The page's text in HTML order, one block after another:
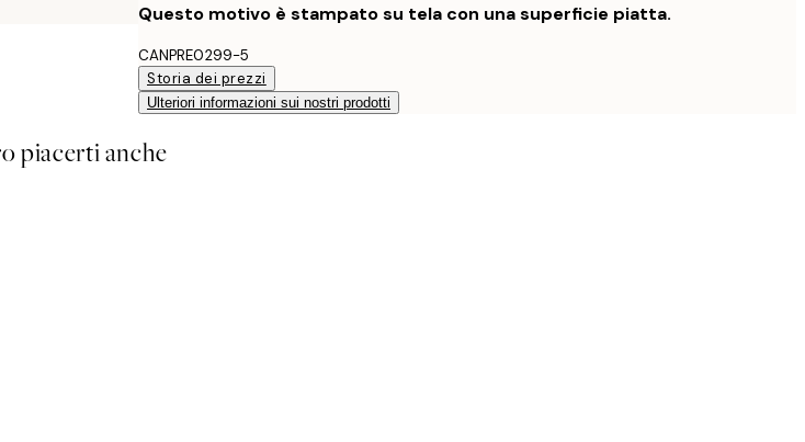
Questo motivo è stampato su tela con una superficie piatta.
CANPRE0299-5
Storia dei prezzi
Ulteriori informazioni sui nostri prodotti
piacerti anche